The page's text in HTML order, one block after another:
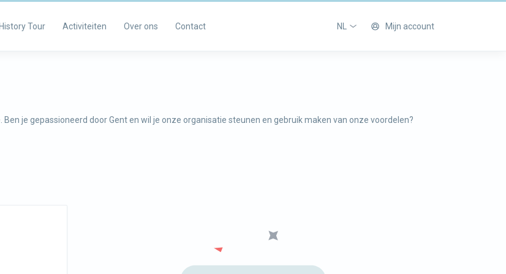
Tour Activiteiten Over ons Contact NL Mijn account
je gepassioneerd door Gent en wil je onze organisatie steunen en gebruik maken van onze voordelen?